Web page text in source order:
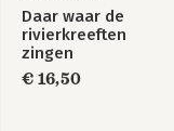
Daar waar de
rivierkreeften
zingen
€ 16,50